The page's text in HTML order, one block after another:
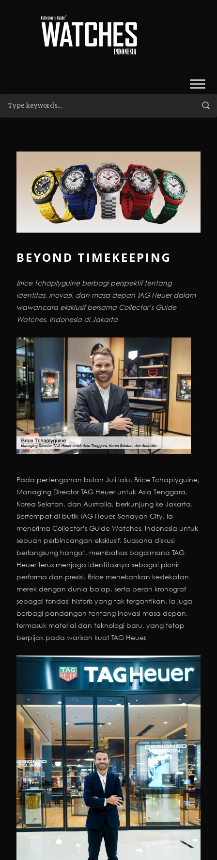
BEYOND TIMEKEEPING
Brice Tchaplyguine berbagi perspektif tentang
identitas, inovasi, dan masa depan TAG Heuer dalam
wawancara eksklusif bersama Collector’s Guide
Watches, Indonesia di Jakarta
Pada pertengahan bulan Juli lalu, Brice Tchaplyguine,
Managing Director TAG Heuer untuk Asia Tenggara,
Korea Selatan, dan Australia, berkunjung ke Jakarta.
Bertempat di butik TAG Heuer, Senayan City, ia
menerima Collector’s Guide Watches, Indonesia untuk
sebuah perbincangan eksklusif. Suasana diskusi
berlangsung hangat, membahas bagaimana TAG
Heuer terus menjaga identitasnya sebagai pionir
performa dan presisi. Brice menekankan kedekatan
merek dengan dunia balap, serta peran kronograf
sebagai fondasi historis yang tak tergantikan. Ia juga
berbagi pandangan tentang inovasi masa depan,
termasuk material dan teknologi baru, yang tetap
berpijak pada warisan kuat TAG Heuer.